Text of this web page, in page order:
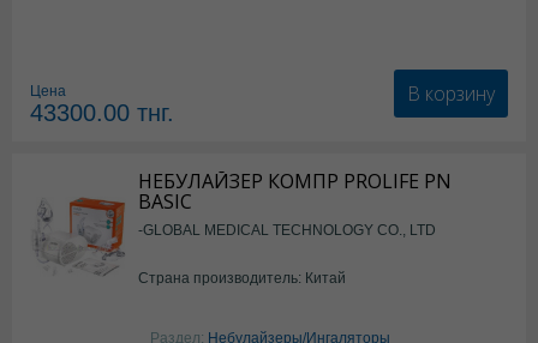
Цена
43300.00 тнг.
В корзину
НЕБУЛАЙЗЕР КОМПР PROLIFE PN
BASIC
-GLOBAL MEDICAL TECHNOLOGY CO., LTD
Страна производитель: Китай
Раздел: Небулайзеры/Ингаляторы